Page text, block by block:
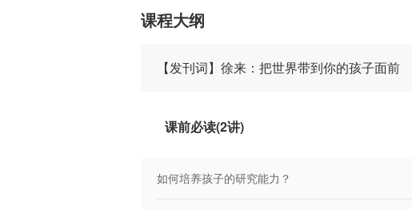
课程大纲
【发刊词】徐来：把世界带到你的孩子面前
课前必读(2讲)
如何培养孩子的研究能力？